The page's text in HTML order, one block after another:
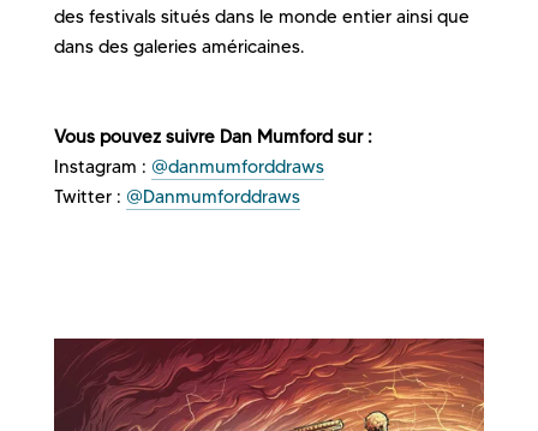
des festivals situés dans le monde entier ainsi que
dans des galeries américaines.
Vous pouvez suivre Dan Mumford sur :
Instagram : @danmumforddraws
Twitter : @Danmumforddraws